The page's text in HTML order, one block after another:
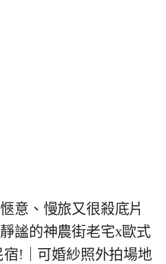
意、慢旅又很殺底片
謐的神農街老宅x歐式
!｜可婚紗照外拍場地